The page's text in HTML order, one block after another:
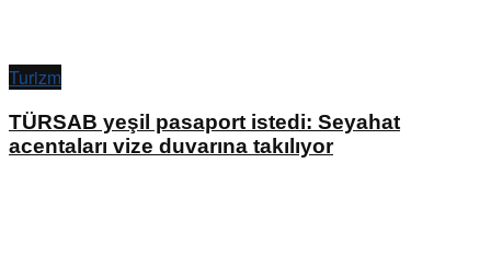
Turizm
TÜRSAB yeşil pasaport istedi: Seyahat
acentaları vize duvarına takılıyor